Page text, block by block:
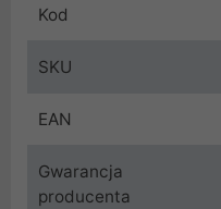
Kod
SKU
EAN
Gwarancja
producenta